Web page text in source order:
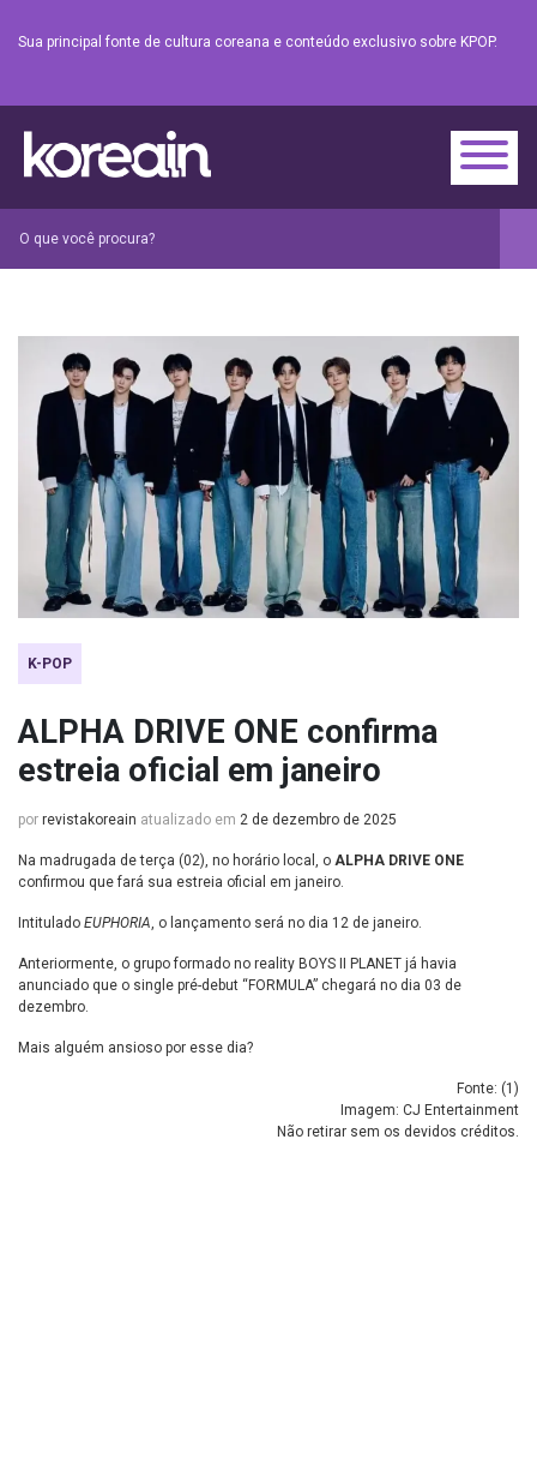
Sua principal fonte de cultura coreana e conteúdo exclusivo sobre KPOP.
K-POP
ALPHA DRIVE ONE confirma
estreia oficial em janeiro
por revistakoreain atualizado em 2 de dezembro de 2025
Na madrugada de terça (02), no horário local, o ALPHA DRIVE ONE
confirmou que fará sua estreia oficial em janeiro.
Intitulado EUPHORIA, o lançamento será no dia 12 de janeiro.
Anteriormente, o grupo formado no reality BOYS II PLANET já havia
anunciado que o single pré-debut “FORMULA” chegará no dia 03 de
dezembro.
Mais alguém ansioso por esse dia?
Fonte: (1 )
Imagem: CJ Entertainment
Não retirar sem os devidos créditos.